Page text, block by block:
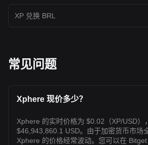
XP 兑换 BRL
常见问题
Xphere 现价多少？
Xphere 的实时价格为 $0.02（XP/USD）
$46,943,860.1 USD。由于加密货币市场
Xphere 的价格经常波动。您可以在